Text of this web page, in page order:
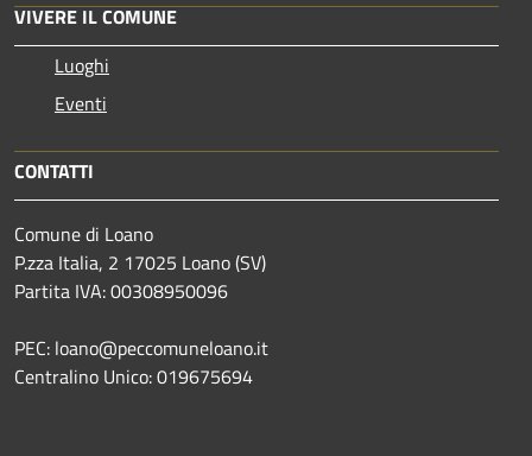
VIVERE IL COMUNE
Luoghi
Eventi
CONTATTI
Comune di Loano
P.zza Italia, 2 17025 Loano (SV)
Partita IVA: 00308950096
PEC: loano@peccomuneloano.it
Centralino Unico: 019675694